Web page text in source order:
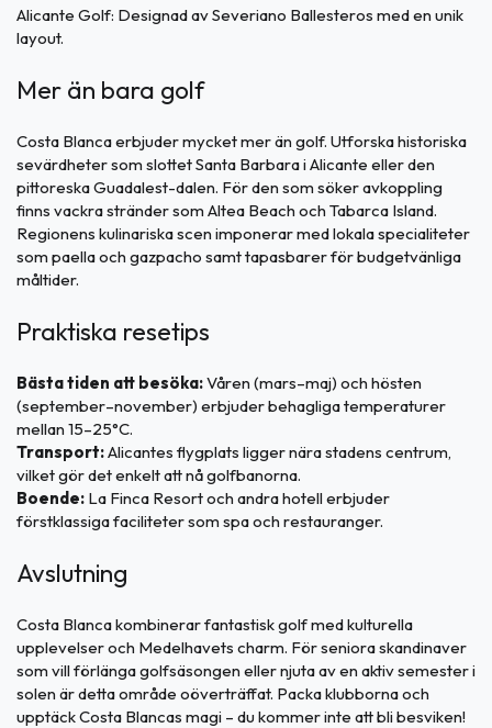
Alicante Golf: Designad av Severiano Ballesteros med en unik
layout.
Mer än bara golf
Costa Blanca erbjuder mycket mer än golf. Utforska historiska
sevärdheter som slottet Santa Barbara i Alicante eller den
pittoreska Guadalest-dalen. För den som söker avkoppling
finns vackra stränder som Altea Beach och Tabarca Island.
Regionens kulinariska scen imponerar med lokala specialiteter
som paella och gazpacho samt tapasbarer för budgetvänliga
måltider.
Praktiska resetips
Bästa tiden att besöka:Våren (mars–maj) och hösten
(september–november) erbjuder behagliga temperaturer
mellan 15–25°C.
Transport:Alicantes flygplats ligger nära stadens centrum,
vilket gör det enkelt att nå golfbanorna.
Boende: La Finca Resort och andra hotell erbjuder
förstklassiga faciliteter som spa och restauranger.
Avslutning
Costa Blanca kombinerar fantastisk golf med kulturella
upplevelser och Medelhavets charm. För seniora skandinaver
som vill förlänga golfsäsongen eller njuta av en aktiv semester i
solen är detta område oöverträffat. Packa klubborna och
upptäck Costa Blancas magi – du kommer inte att bli besviken!